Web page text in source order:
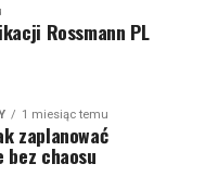
Rossmann PL
1 miesiąc temu
zaplanować
chaosu